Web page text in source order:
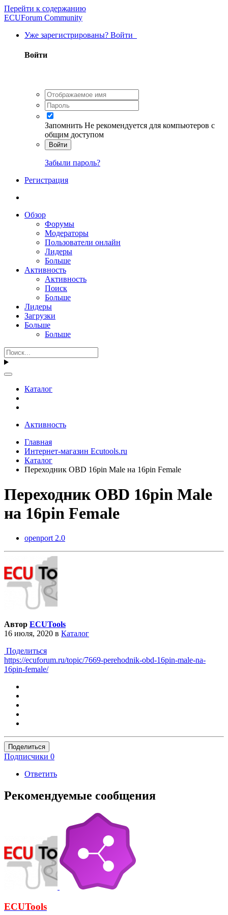
Перейти к содержанию
ECUForum Community
Уже зарегистрированы? Войти
Войти
Запомнить Не рекомендуется для компьютеров с
общим доступом
Войти
Забыли пароль?
Регистрация
Обзор
Форумы
Модераторы
Пользователи онлайн
Лидеры
Больше
Активность
Активность
Поиск
Больше
Лидеры
Загрузки
Больше
Больше
Каталог
Активность
Главная
Интернет-магазин Ecutools.ru
Каталог
Переходник OBD 16pin Male на 16pin Female
Переходник OBD 16pin Male
на 16pin Female
openport 2.0
Автор ECUTools
16 июля, 2020 в Каталог
Поделиться
https://ecuforum.ru/topic/7669-perehodnik-obd-16pin-male-na-
16pin-female/
Поделиться
Подписчики 0
Ответить
Рекомендуемые сообщения
ECUTools